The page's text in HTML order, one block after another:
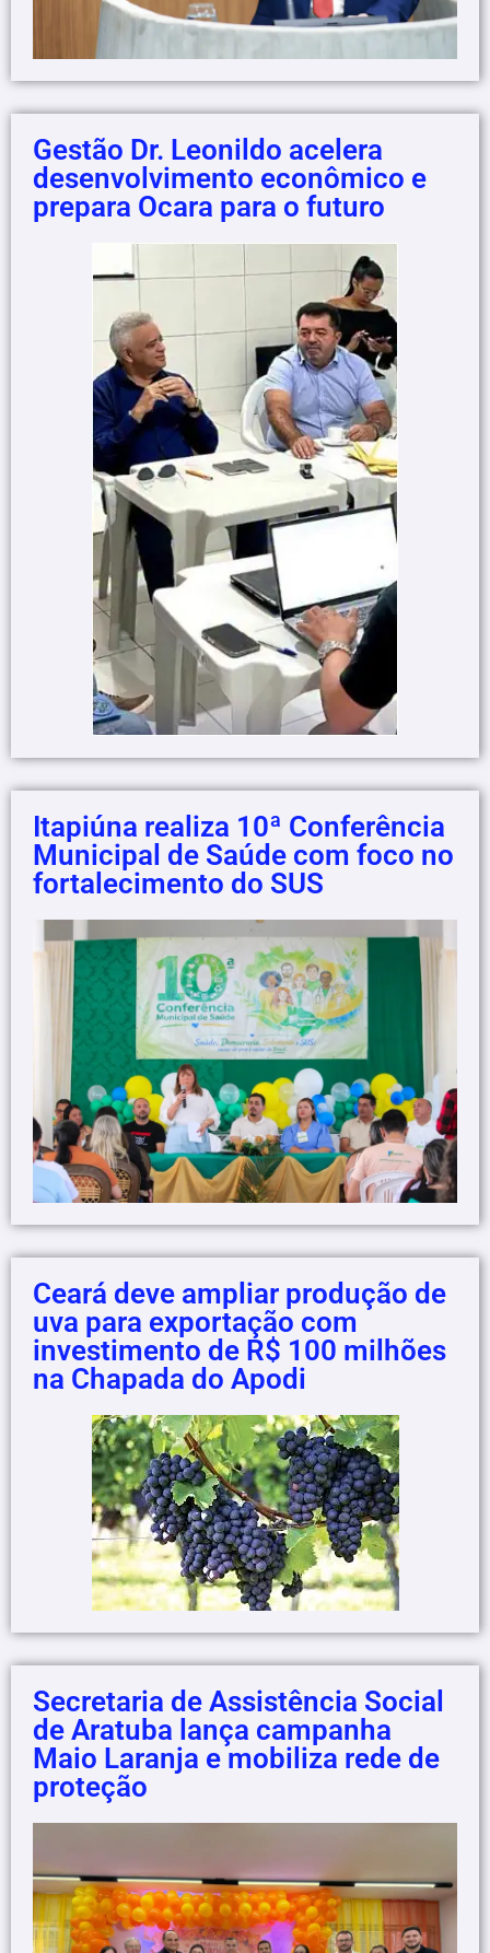
Gestão Dr. Leonildo acelera
desenvolvimento econômico e
prepara Ocara para o futuro
Itapiúna realiza 10ª Conferência
Municipal de Saúde com foco no
fortalecimento do SUS
Ceará deve ampliar produção de
uva para exportação com
investimento de R$ 100 milhões
na Chapada do Apodi
Secretaria de Assistência Social
de Aratuba lança campanha
Maio Laranja e mobiliza rede de
proteção